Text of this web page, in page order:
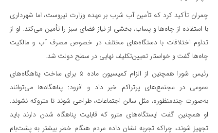
چمران تأکید کرد که تأمین آب شرب بر عهده وزارت نیروست، اما شهرداری
با استفاده از چاه‌ها و پساب، بخشی از نیاز فضای سبز را تأمین می‌کند. او از
تداوم اختلافات با دستگاه‌های مختلف در خصوص مصرف آب و مالکیت
چاه‌ها گفت و خواستار تعیین‌تکلیف نهایی در سطح دولت شد.
رئیس شورا همچنین از الزام کمیسیون ماده ۵ برای ساخت پناهگاه‌های
عمومی در مجتمع‌های پرتراکم خبر داد و افزود: پناهگاه‌ها می‌توانند
به‌صورت چندمنظوره، مثل سالن اجتماعات، طراحی شوند تا متروکه نشوند.
او همچنین گفت ایستگاه‌های مترو که قابلیت پناهگاه‌ شدن دارند باید
تجهیز شوند، چراکه تجربه نشان داده مردم هنگام خطر بیشتر به پشت‌بام